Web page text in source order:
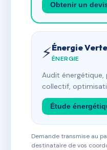
Obtenir un
⚡Énergie
ÉNERGIE
Audit
collectif,
Étude
Demande transmise au
destinataire de vos